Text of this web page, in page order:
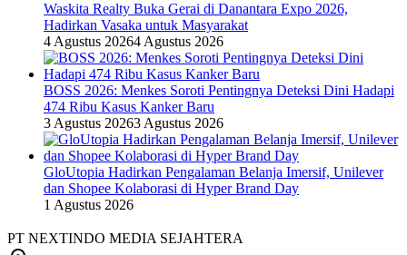
Waskita Realty Buka Gerai di Danantara Expo 2026,
Hadirkan Vasaka untuk Masyarakat
4 Agustus 20264 Agustus 2026
BOSS 2026: Menkes Soroti Pentingnya Deteksi Dini Hadapi
474 Ribu Kasus Kanker Baru
3 Agustus 20263 Agustus 2026
GloUtopia Hadirkan Pengalaman Belanja Imersif, Unilever
dan Shopee Kolaborasi di Hyper Brand Day
1 Agustus 2026
PT NEXTINDO MEDIA SEJAHTERA